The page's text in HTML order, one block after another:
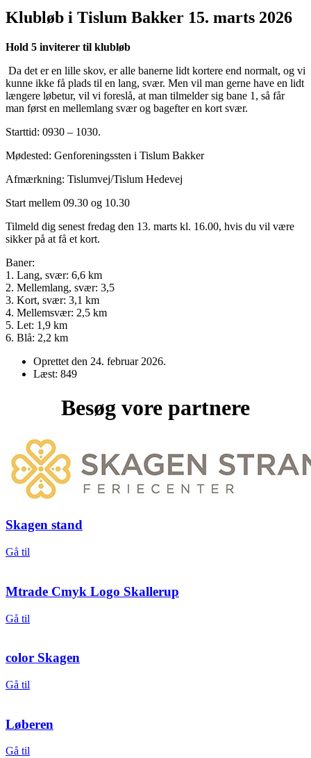
Klubløb i Tislum Bakker 15. marts 2026
Hold 5 inviterer til klubløb
Da det er en lille skov, er alle banerne lidt kortere end normalt, og vi
kunne ikke få plads til en lang, svær. Men vil man gerne have en lidt
længere løbetur, vil vi foreslå, at man tilmelder sig bane 1, så får
man først en mellemlang svær og bagefter en kort svær.
Starttid: 0930 – 1030.
Mødested: Genforeningssten i Tislum Bakker
Afmærkning: Tislumvej/Tislum Hedevej
Start mellem 09.30 og 10.30
Tilmeld dig senest fredag den 13. marts kl. 16.00, hvis du vil være
sikker på at få et kort.
Baner:
1. Lang, svær: 6,6 km
2. Mellemlang, svær: 3,5
3. Kort, svær: 3,1 km
4. Mellemsvær: 2,5 km
5. Let: 1,9 km
6. Blå: 2,2 km
Oprettet den 24. februar 2026.
Læst: 849
Besøg vore partnere
Skagen stand
Gå til
Mtrade Cmyk Logo Skallerup
Gå til
color Skagen
Gå til
Løberen
Gå til